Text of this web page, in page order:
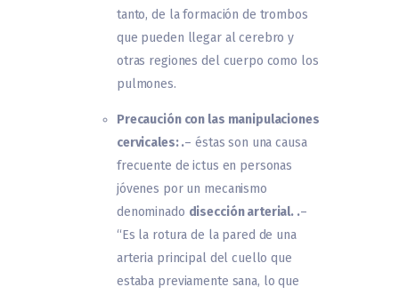
tanto, de la formación de trombos
que pueden llegar al cerebro y
otras regiones del cuerpo como los
pulmones.
Precaución con las manipulaciones
cervicales: .– éstas son una causa
frecuente de ictus en personas
jóvenes por un mecanismo
denominado disección arterial. .–
“Es la rotura de la pared de una
arteria principal del cuello que
estaba previamente sana, lo que